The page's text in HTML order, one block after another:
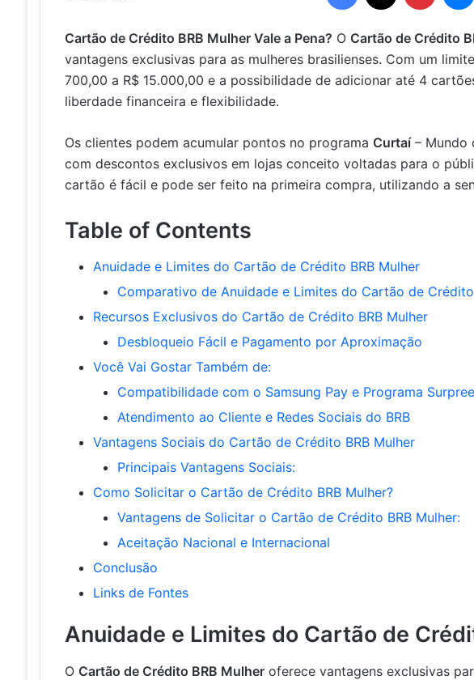
Cartão de Crédito BRB Mulher Vale a Pena? O Cartão de Crédito
vantagens exclusivas para as mulheres brasilienses. Com um
700,00 a R$ 15.000,00 e a possibilidade de adicionar até 4
liberdade financeira e flexibilidade.
Os clientes podem acumular pontos no programa Curtaí– Mundo
com descontos exclusivos em lojas conceito voltadas para o
cartão é fácil e pode ser feito na primeira compra, utilizando a
Table of Contents
Anuidade e Limites do Cartão de Crédito BRB Mulher
Comparativo de Anuidade e Limites do Cartão de Crédito
Recursos Exclusivos do Cartão de Crédito BRB Mulher
Desbloqueio Fácil e Pagamento por Aproximação
Você Vai Gostar Também de:
Compatibilidade com o Samsung Pay e Programa
Atendimento ao Cliente e Redes Sociais do BRB
Vantagens Sociais do Cartão de Crédito BRB Mulher
Principais Vantagens Sociais:
Como Solicitar o Cartão de Crédito BRB Mulher?
Vantagens de Solicitar o Cartão de Crédito BRB Mulher:
Aceitação Nacional e Internacional
Conclusão
Links de Fontes
Anuidade e Limites do Cartão de
O Cartão de Crédito BRB Mulheroferece vantagens exclusivas